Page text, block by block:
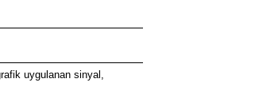
uygulanan sinyal,